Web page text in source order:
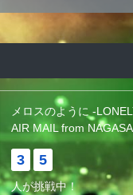
メロスのように -
AIR MAIL from
3 5
人が挑戦中！